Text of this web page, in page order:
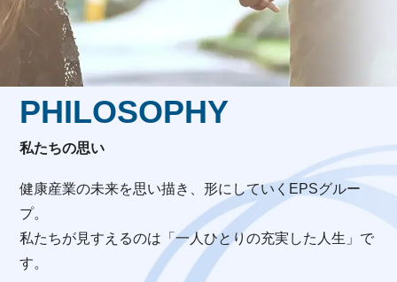
PHILOSOPHY
私たちの思い
健康産業の未来を思い描き、形にしていくEPSグルー
プ。
私たちが見すえるのは「一人ひとりの充実した人生」で
す。